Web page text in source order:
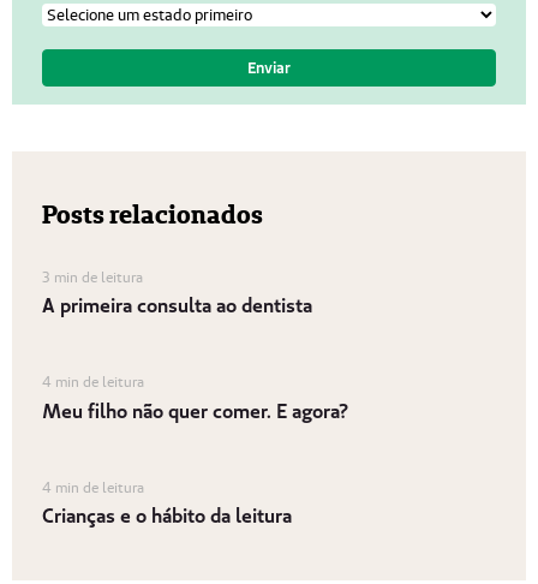
Posts relacionados
3 min de leitura
A primeira consulta ao dentista
4 min de leitura
Meu filho não quer comer. E agora?
4 min de leitura
Crianças e o hábito da leitura